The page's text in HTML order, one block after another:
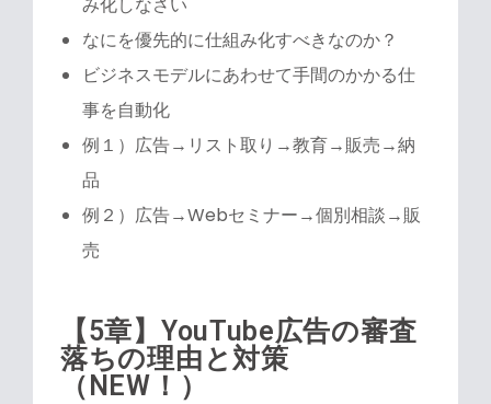
み化しなさい
なにを優先的に仕組み化すべきなのか？
ビジネスモデルにあわせて手間のかかる仕
事を自動化
例１）広告→リスト取り→教育→販売→納
品
例２）広告→Webセミナー→個別相談→販
売
【5章】YouTube広告の審査
落ちの理由と対策
（NEW！）